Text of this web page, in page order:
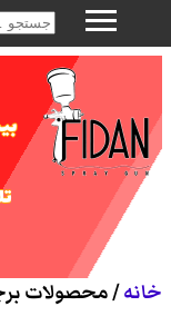
خانه/ محصولات